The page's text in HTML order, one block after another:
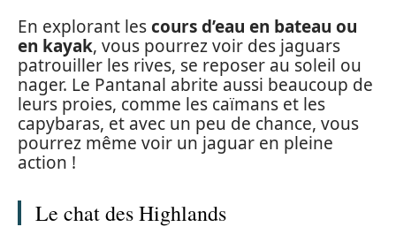
En explorant lescours d’eau en bateau ou
en kayak, vous pourrez voir des jaguars
patrouiller les rives, se reposer au soleil ou
nager. Le Pantanal abrite aussi beaucoup de
leurs proies, comme les caïmans et les
capybaras, et avec un peu de chance, vous
pourrez même voir un jaguar en pleine
action !
Le chat des Highlands